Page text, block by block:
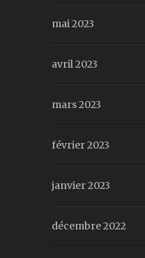
mai 2023
avril 2023
mars 2023
février 2023
janvier 2023
décembre 2022